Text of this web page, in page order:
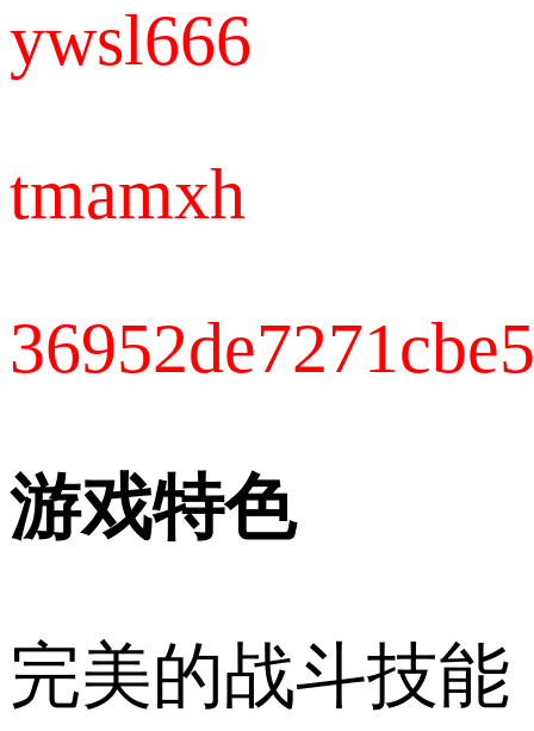
ywsl666
tmamxh
游戏特色
完美的战斗技能